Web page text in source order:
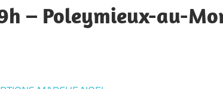
– Poleymieux-au-